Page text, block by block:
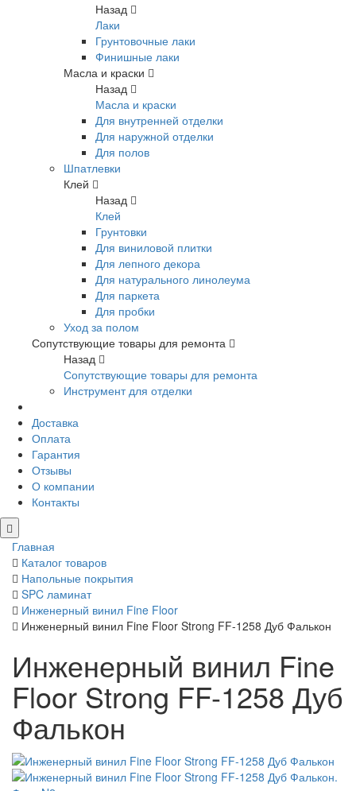
Назад
Лаки
Грунтовочные лаки
Финишные лаки
Масла и краски
Назад
Масла и краски
Для внутренней отделки
Для наружной отделки
Для полов
Шпатлевки
Клей
Назад
Клей
Грунтовки
Для виниловой плитки
Для лепного декора
Для натурального линолеума
Для паркета
Для пробки
Уход за полом
Сопутствующие товары для ремонта
Назад
Сопутствующие товары для ремонта
Инструмент для отделки
Доставка
Оплата
Гарантия
Отзывы
О компании
Контакты
Главная
Каталог товаров
Напольные покрытия
SPC ламинат
Инженерный винил Fine Floor
Инженерный винил Fine Floor Strong FF-1258 Дуб Фалькон
Инженерный винил Fine
Floor Strong FF-1258 Дуб
Фалькон